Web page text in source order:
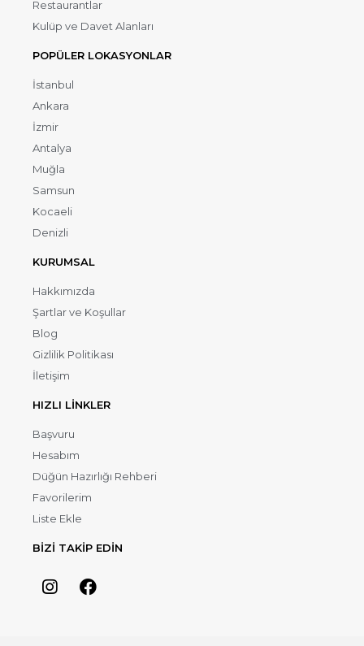
Restaurantlar
Kulüp ve Davet Alanları
POPÜLER LOKASYONLAR
İstanbul
Ankara
İzmir
Antalya
Muğla
Samsun
Kocaeli
Denizli
KURUMSAL
Hakkımızda
Şartlar ve Koşullar
Blog
Gizlilik Politikası
İletişim
HIZLI LİNKLER
Başvuru
Hesabım
Düğün Hazırlığı Rehberi
Favorilerim
Liste Ekle
BİZİ TAKİP EDİN